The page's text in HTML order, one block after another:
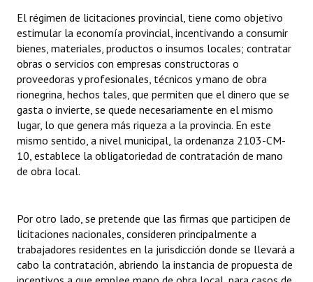
Antiguos Pobladores - Registro
Reconocimientos - Registro
Bariloche, Municipio intercultural
Entrega de distinciones
REFORMA DE LA CARTA ORGÁNICA
El régimen de licitaciones provincial, tiene como objetivo
estimular la economía provincial, incentivando a consumir
bienes, materiales, productos o insumos locales; contratar
obras o servicios con empresas constructoras o
proveedoras y profesionales, técnicos y mano de obra
rionegrina, hechos tales, que permiten que el dinero que se
gasta o invierte, se quede necesariamente en el mismo
lugar, lo que genera más riqueza a la provincia. En este
mismo sentido, a nivel municipal, la ordenanza 2103-CM-
10, establece la obligatoriedad de contratación de mano
de obra local.
Por otro lado, se pretende que las firmas que participen de
licitaciones nacionales, consideren principalmente a
trabajadores residentes en la jurisdicción donde se llevará a
cabo la contratación, abriendo la instancia de propuesta de